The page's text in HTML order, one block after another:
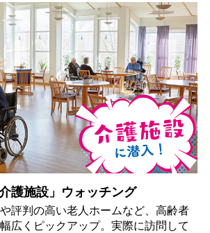
護施設」ウォッチング
評判の高い老人ホームなど、高齢者
広くピックアップ。実際に訪問して